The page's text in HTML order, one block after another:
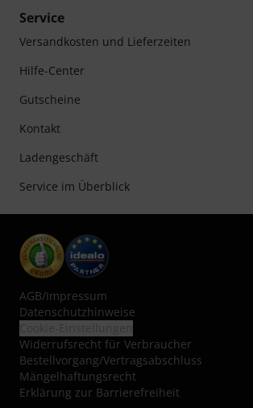
Service
Versandkosten und Lieferzeiten
Hilfe-Center
Gutscheine
Kontakt
Ladengeschäft
Service im Überblick
AGB/Impressum
Datenschutzhinweise
Widerrufsrecht für Verbraucher
Bestellvorgang/Vertragsabschluss
Mängelhaftungsrecht
Erklärung zur Barrierefreiheit